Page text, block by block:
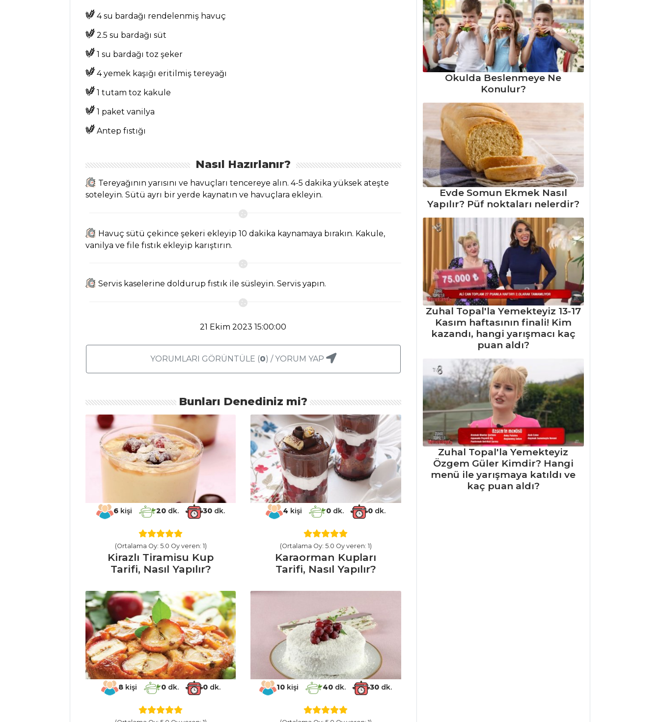
Tarifi, Nasıl Yapılır?
Antep Dolma
Sebze Yemekleri
Şebit Tarifi, Nasıl
Masterchef Tüm
Pizza Tarifi, Nasıl
Tulum Peynirli
Kabak Böreği Tarifi,
Milföy Külahında
Patates Tarifi, Nasıl
4 su bardağı rendelenmiş havuç
2.5 su bardağı süt
1 su bardağı toz şeker
4 yemek kaşığı eritilmiş tereyağı
1 tutam toz kakule
1 paket vanilya
Antep fıstığı
Nasıl Hazırlanır?
Tereyağının yarısını ve havuçları tencereye alın. 4-5 dakika yüksek ateşte
soteleyin. Sütü ayrı bir yerde kaynatın ve havuçlara ekleyin.
Havuç sütü çekince şekeri ekleyip 10 dakika kaynamaya bırakın. Kakule,
vanilya ve file fıstık ekleyip karıştırın.
Servis kaselerine doldurup fıstık ile süsleyin. Servis yapın.
21 Ekim 2023 15:00:00
YORUMLARI GÖRÜNTÜLE (0) / YORUM YAP
Bunları Denediniz mi?
6 kişi 20 dk. 30 dk.
(Ortalama Oy: 5.0 Oy veren: 1)
Kirazlı Tiramisu Kup
Tarifi, Nasıl Yapılır?
4 kişi 0 dk. 0 dk.
(Ortalama Oy: 5.0 Oy veren: 1)
Karaorman Kupları
Tarifi, Nasıl Yapılır?
8kişi 0dk. 0dk. 10 kişi 40 dk. 30 dk.
Okulda Beslenmeye Ne
Konulur?
Evde Somun Ekmek Nasıl
Yapılır? Püf noktaları nelerdir?
Zuhal Topal'la Yemekteyiz 13-17
Kasım haftasının finali! Kim
kazandı, hangi yarışmacı kaç
puan aldı?
Zuhal Topal'la Yemekteyiz
Özgem Güler Kimdir? Hangi
menü ile yarışmaya katıldı ve
kaç puan aldı?